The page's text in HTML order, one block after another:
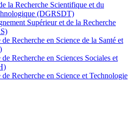
la Recherche Scientifique et du
(DGRSDT)
Supérieur et de la Recherche
Recherche en Science de la Santé et
Recherche en Sciences Sociales et
Recherche en Science et Technologie